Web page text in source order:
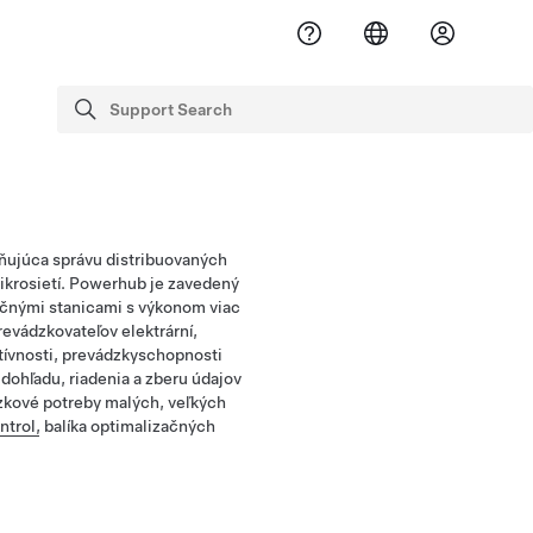
Support Search
vyhľadávanie
správu distribuovaných
Powerhub je zavedený
stanicami s výkonom viac
elektrární,
prevádzkyschopnosti
riadenia a zberu údajov
potreby malých, veľkých
balíka optimalizačných